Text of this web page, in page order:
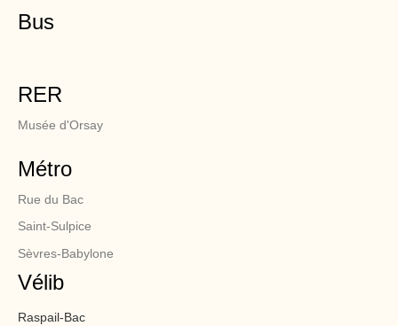
Bus
RER
Musée d'Orsay
Métro
Rue du Bac
Saint-Sulpice
Sèvres-Babylone
Vélib
Raspail-Bac